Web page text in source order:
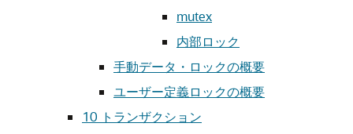
mutex
内部ロック
手動データ・ロックの概要
ユーザー定義ロックの概要
10 トランザクション